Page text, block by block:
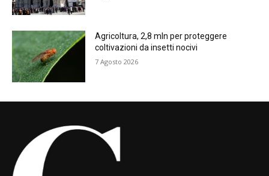
Agricoltura, 2,8 mln per proteggere
coltivazioni da insetti nocivi
7 Agosto 2026